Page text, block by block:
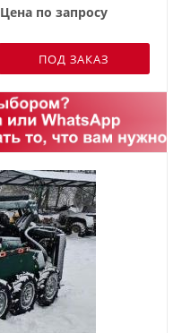
Цена по запросу
ПОД ЗАКАЗ